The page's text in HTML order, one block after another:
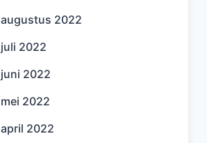
augustus 2022
juli 2022
juni 2022
mei 2022
april 2022